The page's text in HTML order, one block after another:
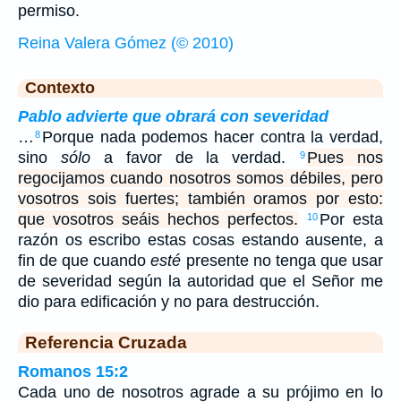
permiso.
Reina Valera Gómez (© 2010)
Contexto
Pablo advierte que obrará con severidad
… 8 Porque nada podemos hacer contra la verdad,
sino sóloa favor de la verdad. 9 Pues nos
regocijamos cuando nosotros somos débiles, pero
vosotros sois fuertes; también oramos por esto:
que vosotros seáis hechos perfectos.
10 Por esta
razón os escribo estas cosas estando ausente, a
fin de que cuandoesté presente no tenga que usar
de severidad según la autoridad que el Señor me
dio para edificación y no para destrucción.
Referencia Cruzada
Romanos 15:2
Cada uno de nosotros agrade a su prójimo en lo